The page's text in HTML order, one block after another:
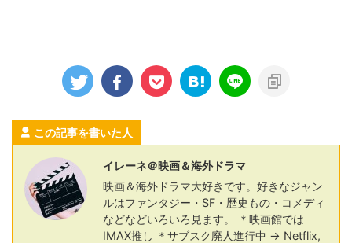
この記事を書いた人
イレーネ＠映画＆海外ドラマ
映画＆海外ドラマ大好きです。好きなジャン
ルはファンタジー・SF・歴史もの・コメディ
などなどいろいろ見ます。 ＊映画館では
IMAX推し ＊サブスク廃人進行中 → Netflix,